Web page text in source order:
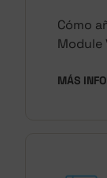
Cómo
Module
MÁS